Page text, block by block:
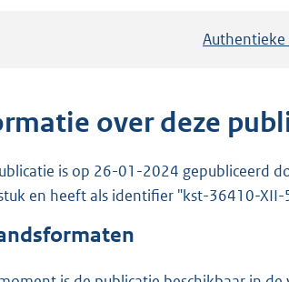
Authentieke
over deze
is op 26-01-2024 gepubliceerd
en heeft als identifier "kst-36410-XII-